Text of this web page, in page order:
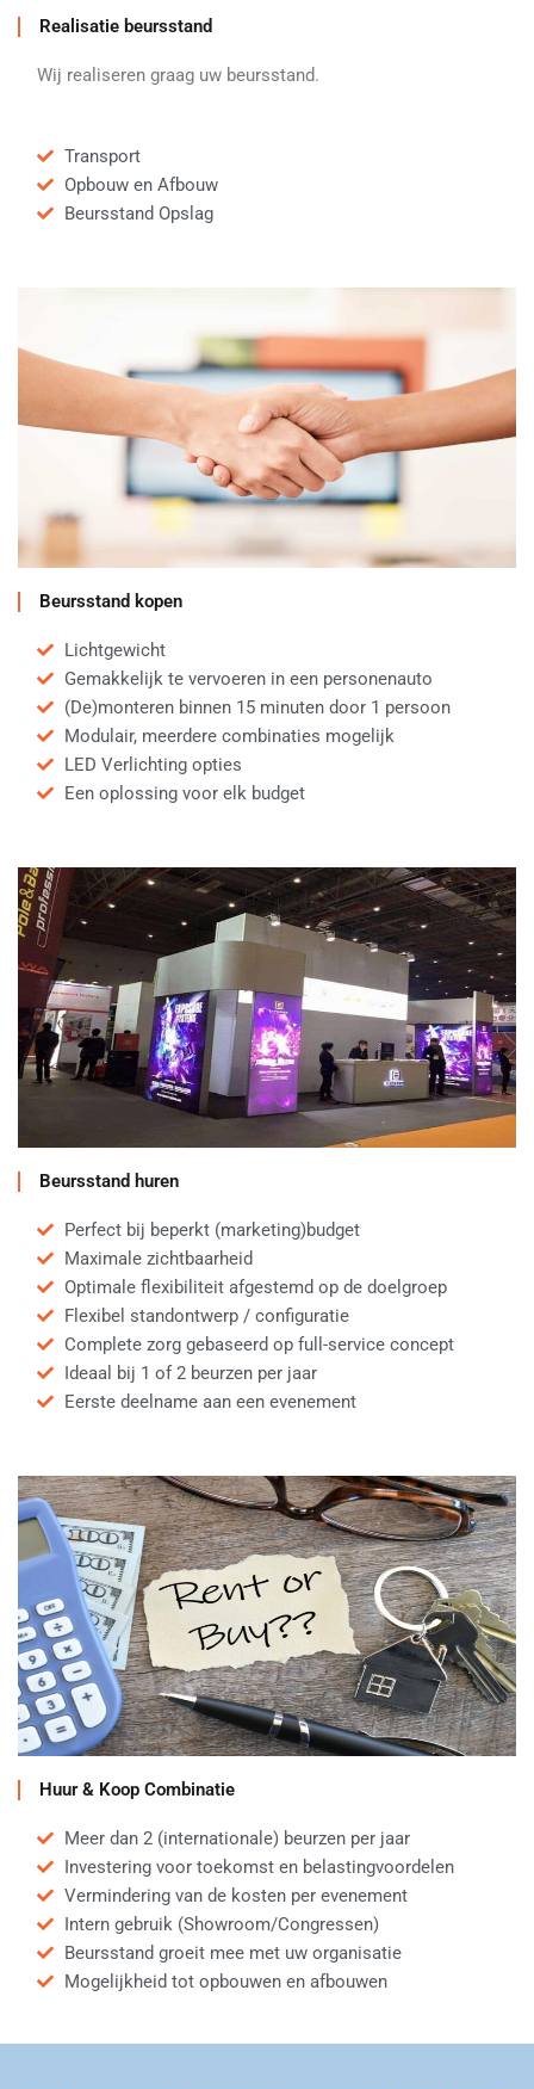
Realisatie beursstand
Wij realiseren graag uw beursstand.
Transport
Opbouw en Afbouw
Beursstand Opslag
Beursstand kopen
Lichtgewicht
Gemakkelijk te vervoeren in een personenauto
(De)monteren binnen 15 minuten door 1 persoon
Modulair, meerdere combinaties mogelijk
LED Verlichting opties
Een oplossing voor elk budget
Beursstand huren
Perfect bij beperkt (marketing)budget
Maximale zichtbaarheid
Optimale flexibiliteit afgestemd op de doelgroep
Flexibel standontwerp / configuratie
Complete zorg gebaseerd op full-service concept
Ideaal bij 1 of 2 beurzen per jaar
Eerste deelname aan een evenement
Huur & Koop Combinatie
Meer dan 2 (internationale) beurzen per jaar
Investering voor toekomst en belastingvoordelen
Vermindering van de kosten per evenement
Intern gebruik (Showroom/Congressen)
Beursstand groeit mee met uw organisatie
Mogelijkheid tot opbouwen en afbouwen